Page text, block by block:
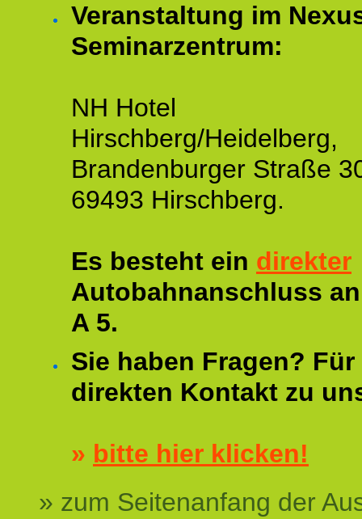
Veranstaltung im
Seminarzentrum:
NH Hotel
Hirschberg/Heidelberg,
Brandenburger Straße
69493 Hirschberg.
Es besteht ein direkter
Autobahnanschluss
A 5.
Sie haben Fragen?
direkten Kontakt zu
» bitte hier klicken!
» zum Seitenanfang der